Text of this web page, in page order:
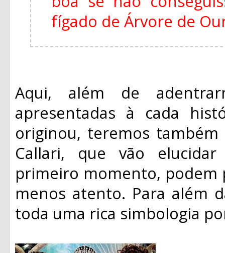
fígado de Árvore de
Aqui, além de
apresentadas à cada
originou, teremos
Callari, que vão
primeiro momento, podem
menos atento. Para além
toda uma rica simbologia